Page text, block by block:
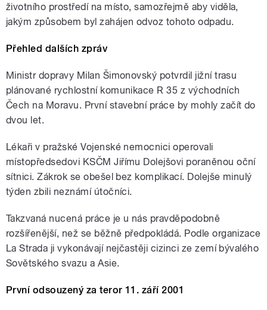
životního prostředí na místo, samozřejmě aby viděla,
jakým způsobem byl zahájen odvoz tohoto odpadu.
Přehled dalších zpráv
Ministr dopravy Milan Šimonovský potvrdil jižní trasu
plánované rychlostní komunikace R 35 z východních
Čech na Moravu. První stavební práce by mohly začít do
dvou let.
Lékaři v pražské Vojenské nemocnici operovali
místopředsedovi KSČM Jiřímu Dolejšovi poraněnou oční
sítnici. Zákrok se obešel bez komplikací. Dolejše minulý
týden zbili neznámí útočníci.
Takzvaná nucená práce je u nás pravděpodobně
rozšířenější, než se běžně předpokládá. Podle organizace
La Strada ji vykonávají nejčastěji cizinci ze zemí bývalého
Sovětského svazu a Asie.
První odsouzený za teror 11. září 2001